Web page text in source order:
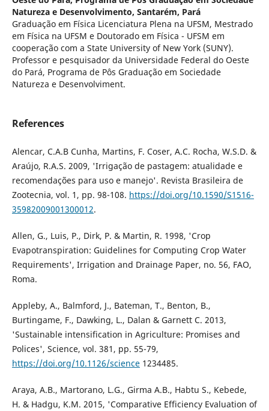
Natureza e Desenvolvimento, Santarém, Pará
Graduação em Física Licenciatura Plena na UFSM, Mestrado
em Física na UFSM e Doutorado em Física - UFSM em
cooperação com a State University of New York (SUNY).
Professor e pesquisador da Universidade Federal do Oeste
do Pará, Programa de Pôs Graduação em Sociedade
Natureza e Desenvolviment.
References
Alencar, C.A.B Cunha, Martins, F. Coser, A.C. Rocha, W.S.D. &
Araújo, R.A.S. 2009, 'Irrigação de pastagem: atualidade e
recomendações para uso e manejo'. Revista Brasileira de
Zootecnia, vol. 1, pp. 98-108. https://doi.org/10.1590/S1516-
35982009001300012.
Allen, G., Luis, P., Dirk, P. & Martin, R. 1998, 'Crop
Evapotranspiration: Guidelines for Computing Crop Water
Requirements', Irrigation and Drainage Paper, no. 56, FAO,
Roma.
Appleby, A., Balmford, J., Bateman, T., Benton, B.,
Burtingame, F., Dawking, L., Dalan & Garnett C. 2013,
'Sustainable intensification in Agriculture: Promises and
Polices', Science, vol. 381, pp. 55-79,
https://doi.org/10.1126/science1234485.
Araya, A.B., Martorano, L.G., Girma A.B., Habtu S., Kebede,
H. & Hadgu, K.M. 2015, 'Comparative Efficiency Evaluation of